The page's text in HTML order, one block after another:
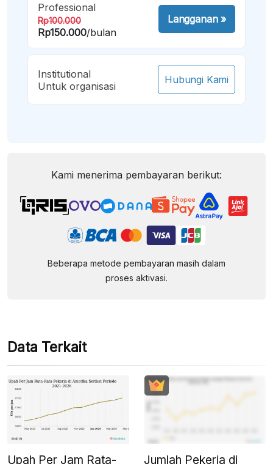
Professional
Rp100.000
Rp150.000/bulan
Langganan»
Institutional
Untuk organisasi
Hubungi Kami
Kami menerima pembayaran berikut:
Beberapa metode pembayaran masih dalam
proses aktivasi.
Data Terkait
Upah Per Jam Rata-
Jumlah Pekerja di